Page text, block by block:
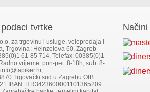
tvrtke
za trgovinu i usluge, veleprodaja i
Trgovina: Heinzelova 60, Zagreb
61 85 714, Telefax: 00385(0)1
vrijeme: pon-pet: 8-18h, sub: 8-
Trgovački sud u Zagrebu OIB:
IBAN: HR3423600001101365209